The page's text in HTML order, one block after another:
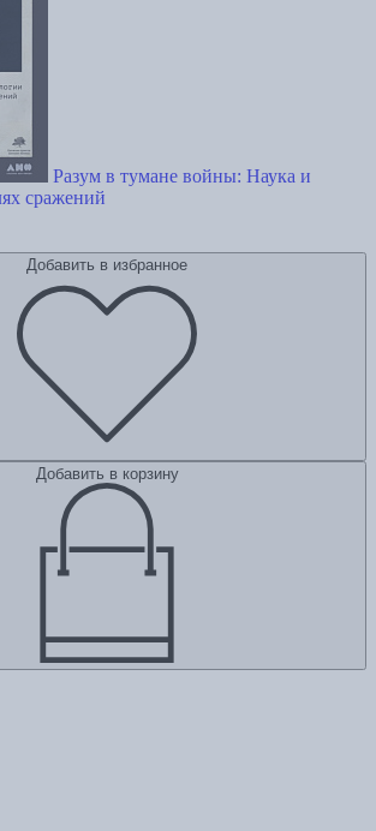
Разум в тумане войны: Наука и
сражений
Добавить в избранное
Добавить в корзину